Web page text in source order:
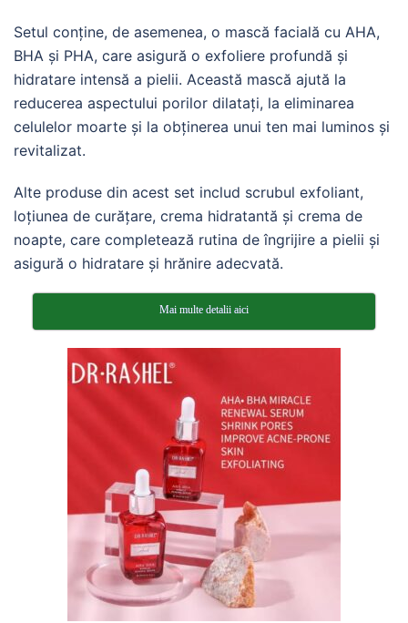
Setul conține, de asemenea, o mască facială cu AHA,
BHA și PHA, care asigură o exfoliere profundă și
hidratare intensă a pielii. Această mască ajută la
reducerea aspectului porilor dilatați, la eliminarea
celulelor moarte și la obținerea unui ten mai luminos și
revitalizat.
Alte produse din acest set includ scrubul exfoliant,
loțiunea de curățare, crema hidratantă și crema de
noapte, care completează rutina de îngrijire a pielii și
asigură o hidratare și hrănire adecvată.
Mai multe detalii aici